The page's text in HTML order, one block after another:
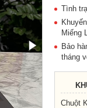
Tình
Miếng
Bảo
tháng
Chuột